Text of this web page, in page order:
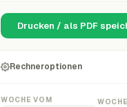
Drucken / als PDF
Rechneroptionen
WOCHE VOM